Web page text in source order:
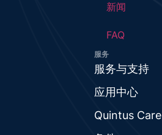
新闻
FAQ
服务
服务与支持
应用中心
Quintus Care